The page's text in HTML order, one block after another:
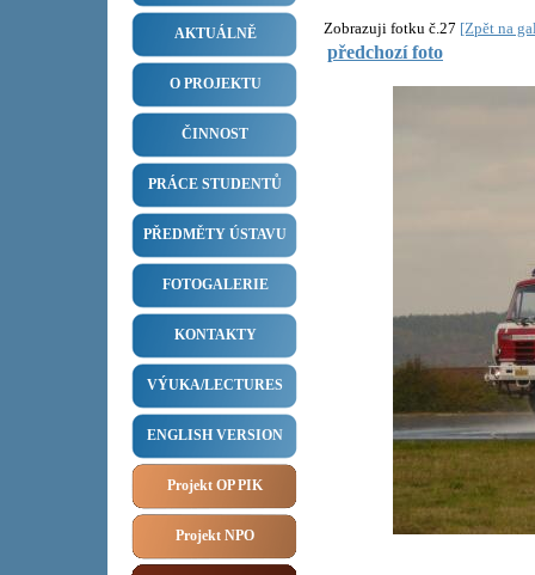
AKTUÁLNĚ
O PROJEKTU
ČINNOST
PRÁCE STUDENTŮ
PŘEDMĚTY ÚSTAVU
FOTOGALERIE
KONTAKTY
VÝUKA/LECTURES
ENGLISH VERSION
Projekt OP PIK
Projekt NPO
Zobrazuji fotku č.27 [Zpět na
předchozí foto